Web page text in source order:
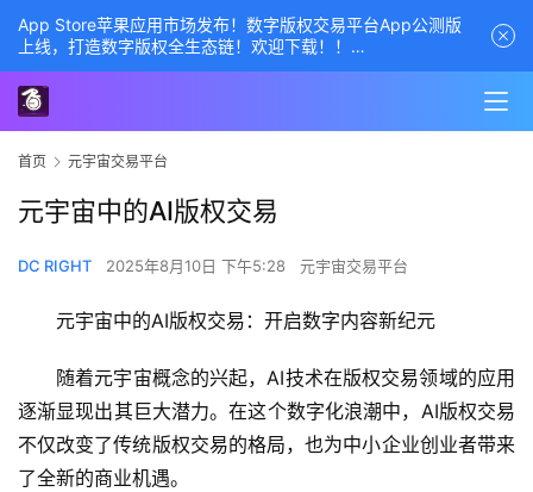
首页 元宇宙交易平台
元宇宙中的AI版权交易
DC RIGHT 2025年8月10日 下午5:28 元宇宙交易平台
元宇宙中的AI版权交易：开启数字内容新纪元
随着元宇宙概念的兴起，AI技术在版权交易领域的应用
逐渐显现出其巨大潜力。在这个数字化浪潮中，AI版权交易
不仅改变了传统版权交易的格局，也为中小企业创业者带来
了全新的商业机遇。
App Store苹果应用市场发布！数字版权交易平台App公测版
上线，打造数字版权全生态链！欢迎下载！！
商务经理联系方式——数字版权交易平台